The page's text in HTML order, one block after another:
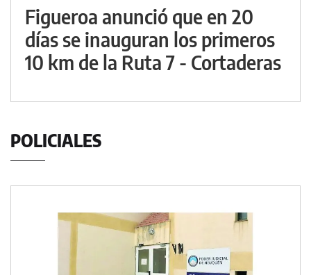
Figueroa anunció que en 20
días se inauguran los primeros
10 km de la Ruta 7 - Cortaderas
POLICIALES